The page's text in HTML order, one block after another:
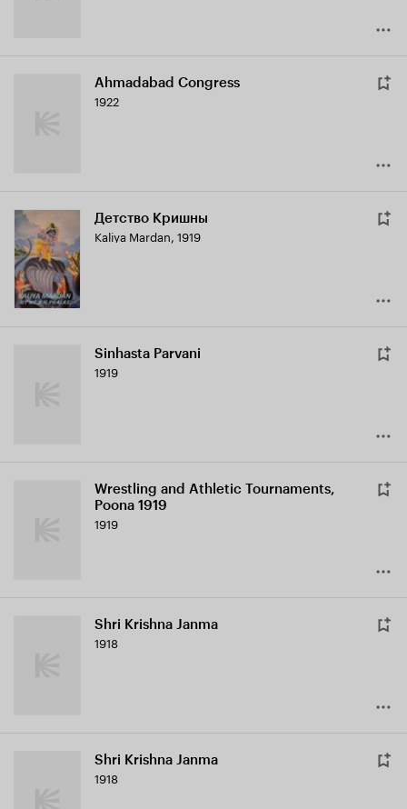
Ahmadabad Congress
1922
Детство Кришны
Kaliya Mardan, 1919
Sinhasta Parvani
1919
Wrestling and Athletic Tournaments,
Poona 1919
1919
Shri Krishna Janma
1918
Shri Krishna Janma
1918